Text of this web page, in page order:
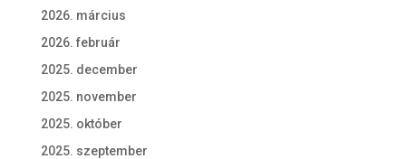
2026. március
2026. február
2025. december
2025. november
2025. október
2025. szeptember